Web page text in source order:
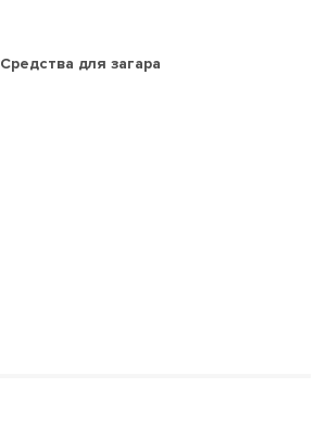
Средства для загара